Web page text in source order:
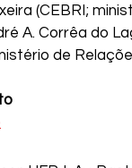
(CEBRI;
A. Corrêa do
de